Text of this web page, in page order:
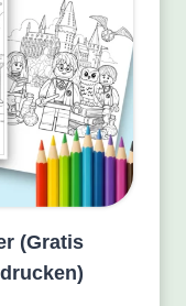
(Gratis